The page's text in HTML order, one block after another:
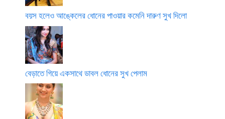
বয়স হলেও আঙ্কেলের ধোনের পাওয়ার কমেনি দারুণ সুখ দিলো
বেড়াতে গিয়ে একসাথে ডাবল ধোনের সুখ পেলাম